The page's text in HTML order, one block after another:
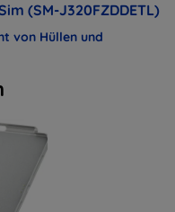
(SM-J320FZDDETL)
von Hüllen und